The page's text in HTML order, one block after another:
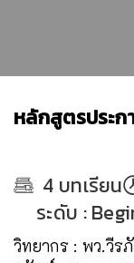
หลักสูตรประ
4 บทเรียน
ระดับ :
วิทยากร : พว.วี